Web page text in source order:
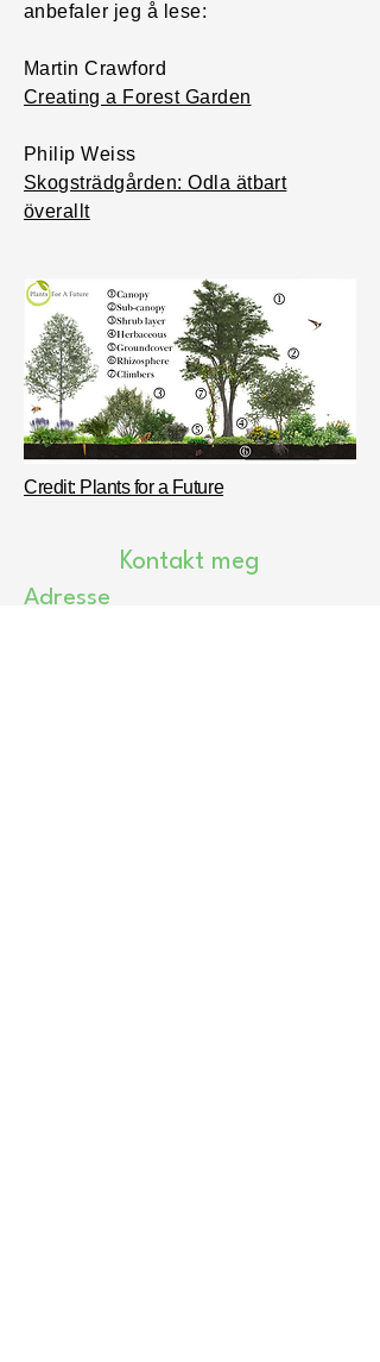
anbefaler jeg å lese:
Martin Crawford
Creating a Forest Garden
Philip Weiss
Skogsträdgården: Odla ätbart
överallt
Credit: Plants for a Future
Kontakt meg
Adresse